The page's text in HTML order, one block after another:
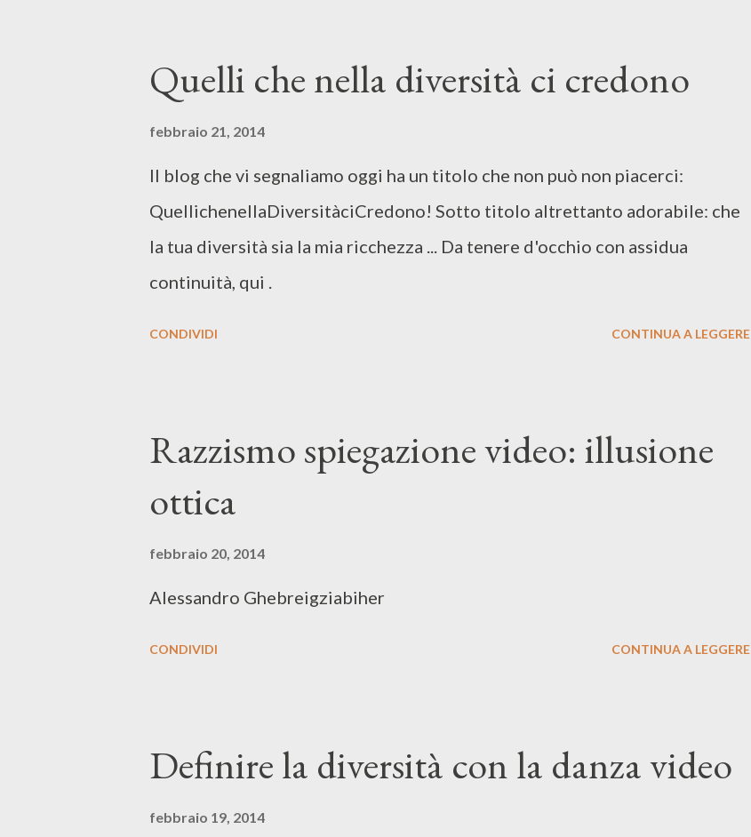
Quelli che nella diversità ci credono
febbraio 21, 2014
Il blog che vi segnaliamo oggi ha un titolo che non può non piacerci:
QuellichenellaDiversitàciCredono! Sotto titolo altrettanto adorabile: che
la tua diversità sia la mia ricchezza ... Da tenere d'occhio con assidua
continuità, qui .
CONDIVIDI CONTINUA A LEGGERE
Razzismo spiegazione video: illusione
ottica
febbraio 20, 2014
Alessandro Ghebreigziabiher
CONDIVIDI CONTINUA A LEGGERE
Definire la diversità con la danza video
febbraio 19, 2014